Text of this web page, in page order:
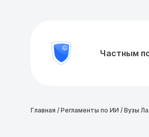
Проверить
Частным
8
Главная / Регламенты по ИИ / Вузы